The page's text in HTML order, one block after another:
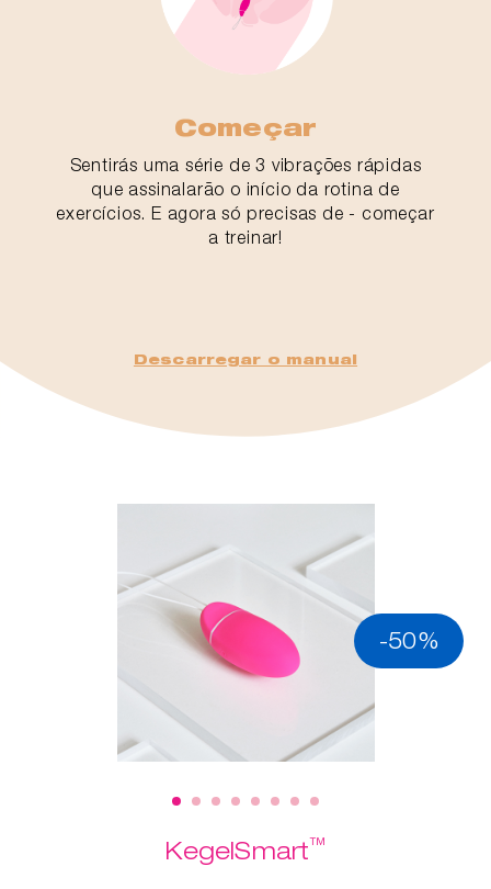
Começar
Sentirás uma série de 3 vibrações rápidas
que assinalarão o início da rotina de
exercícios. E agora só precisas de - começar
a treinar!
Descarregar o manual
-50%
KegelSmart™